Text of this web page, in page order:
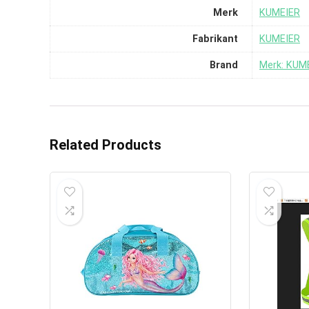
Merk ‎KUMEIER
Fabrikant ‎KUMEIER
Brand Merk:
Related Products